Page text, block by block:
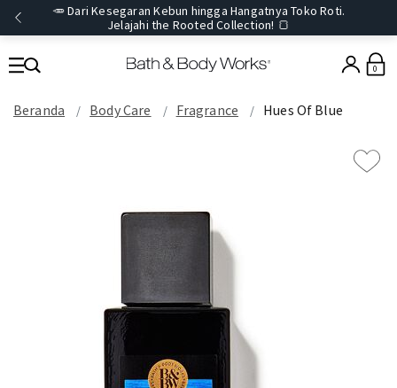
🥕 Dari Kesegaran Kebun hingga Hangatnya Toko Roti.
Jelajahi the Rooted Collection! 🍞
0
Beranda Body Care Fragrance Hues Of Blue